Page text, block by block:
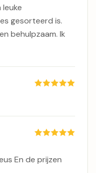
gesorteerd is.
behulpzaam. Ik
En de prijzen